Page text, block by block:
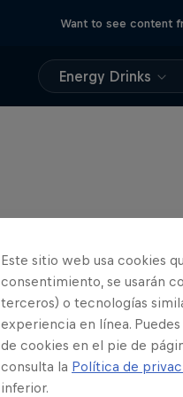
Want to see content
Energy Drinks
Rob Warner’s Wild
Este sitio web usa cookies
consentimiento, se usarán
terceros) o tecnologías
experiencia en línea.
de cookies en el pie de
consulta la Política de
inferior.